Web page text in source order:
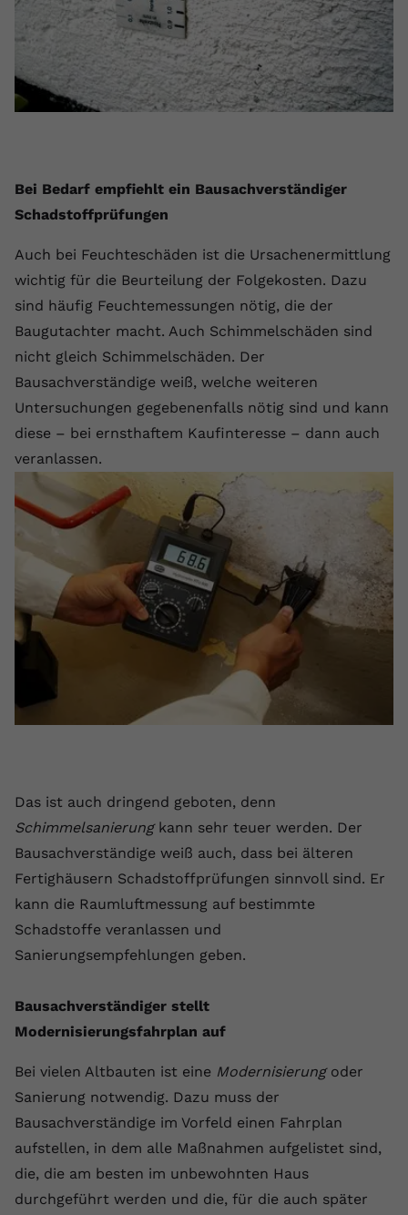
Bei Bedarf empfiehlt ein Bausachverständiger
Schadstoffprüfungen
Auch bei Feuchteschäden ist die Ursachenermittlung
wichtig für die Beurteilung der Folgekosten. Dazu
sind häufig Feuchtemessungen nötig, die der
Baugutachter macht. Auch Schimmelschäden sind
nicht gleich Schimmelschäden. Der
Bausachverständige weiß, welche weiteren
Untersuchungen gegebenenfalls nötig sind und kann
diese – bei ernsthaftem Kaufinteresse – dann auch
veranlassen.
Das ist auch dringend geboten, denn
Schimmelsanierungkann sehr teuer werden. Der
Bausachverständige weiß auch, dass bei älteren
Fertighäusern Schadstoffprüfungen sinnvoll sind. Er
kann die Raumluftmessung auf bestimmte
Schadstoffe veranlassen und
Sanierungsempfehlungen geben.
Bausachverständiger stellt
Modernisierungsfahrplan auf
Bei vielen Altbauten ist eine Modernisierungoder
Sanierung notwendig. Dazu muss der
Bausachverständige im Vorfeld einen Fahrplan
aufstellen, in dem alle Maßnahmen aufgelistet sind,
die, die am besten im unbewohnten Haus
durchgeführt werden und die, für die auch später